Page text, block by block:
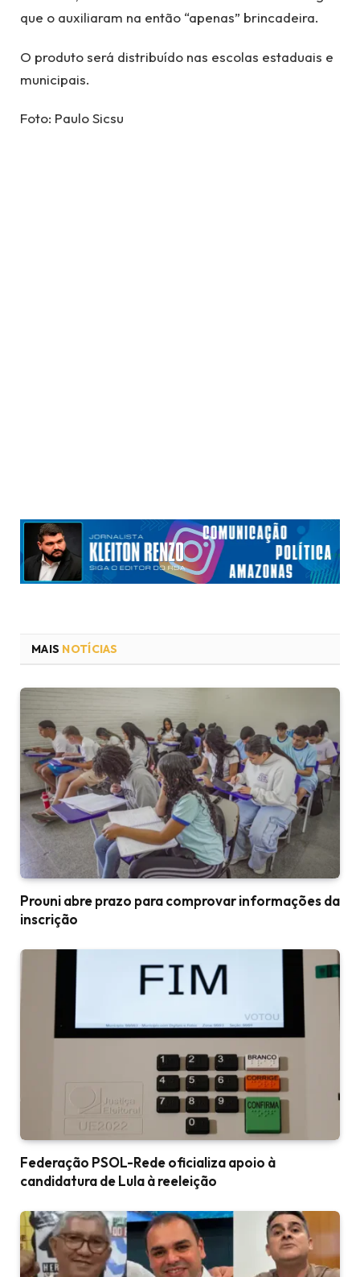
que o auxiliaram na então “apenas” brincadeira.
O produto será distribuído nas escolas estaduais e
municipais.
Foto: Paulo Sicsu
MAIS NOTÍCIAS
Prouni abre prazo para comprovar informações da
inscrição
Federação PSOL-Rede oficializa apoio à
candidatura de Lula à reeleição